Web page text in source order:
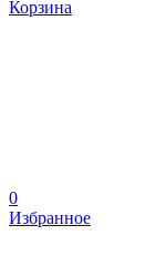
Корзина
0
Избранное